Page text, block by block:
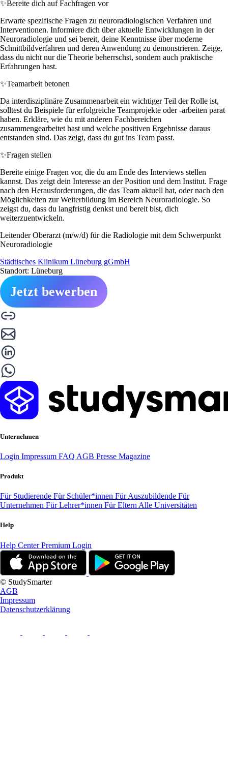
✨Bereite dich auf Fachfragen vor
Erwarte spezifische Fragen zu neuroradiologischen Verfahren und
Interventionen. Informiere dich über aktuelle Entwicklungen in der
Neuroradiologie und sei bereit, deine Kenntnisse über moderne
Schnittbildverfahren und deren Anwendung zu demonstrieren. Zeige,
dass du nicht nur die Theorie beherrschst, sondern auch praktische
Erfahrungen hast.
✨Teamarbeit betonen
Da interdisziplinäre Zusammenarbeit ein wichtiger Teil der Rolle ist,
solltest du Beispiele für erfolgreiche Teamprojekte oder -arbeiten parat
haben. Erkläre, wie du mit anderen Fachbereichen
zusammengearbeitet hast und welche positiven Ergebnisse daraus
entstanden sind. Das zeigt, dass du gut ins Team passt.
✨Fragen stellen
Bereite einige Fragen vor, die du am Ende des Interviews stellen
kannst. Das zeigt dein Interesse an der Position und dem Institut. Frage
nach den Herausforderungen, die das Team aktuell hat, oder nach den
Möglichkeiten zur Weiterbildung im Bereich Neuroradiologie. So
zeigst du, dass du langfristig denkst und bereit bist, dich
weiterzuentwickeln.
Leitender Oberarzt (m/w/d) für die Radiologie mit dem Schwerpunkt
Neuroradiologie
Städtisches Klinikum Lüneburg gGmbH
Standort: Lüneburg
Jetzt bewerben
Unternehmen
Login Impressum FAQ AGB Presse Magazine
Produkt
Für Studierende Für Schüler*innen Für Auszubildende Für
Unternehmen Für Lehrer*innen Für Eltern Alle Universitäten
Help
Help CenterPremium Login
© StudySmarter
AGB
Impressum
Datenschutzerklärung